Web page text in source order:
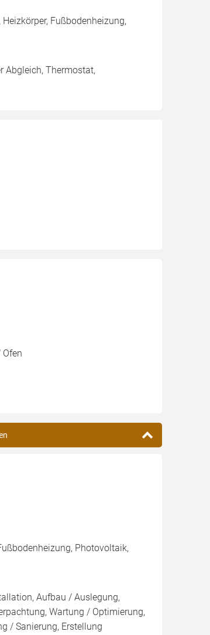
Fußbodenheizung,
Abgleich, Thermostat,
Photovoltaik,
Aufbau / Auslegung,
Wartung / Optimierung,
/ Sanierung, Erstellung